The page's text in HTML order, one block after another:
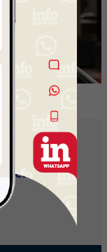
celebra 15